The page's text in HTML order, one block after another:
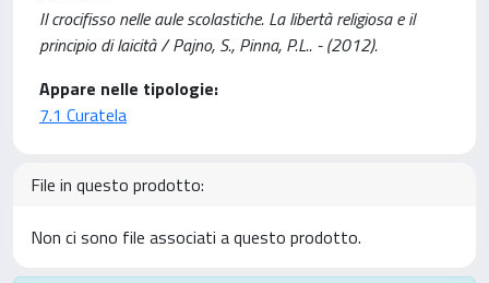
Il crocifisso nelle aule scolastiche. La libertà religiosa e il
principio di laicità / Pajno, S., Pinna, P.L.. - (2012).
Appare nelle tipologie:
7.1 Curatela
File in questo prodotto:
Non ci sono file associati a questo prodotto.